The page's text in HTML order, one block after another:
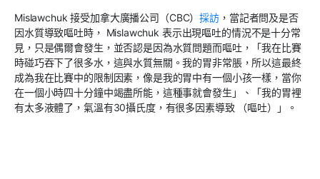
Mislawchuk接受加拿大廣播公司（CBC）採訪，當記者問及是否
因水質導致嘔吐時， Mislawchuk 表示出現嘔吐的情況不是十分常
見，只是偶爾會發生，並否認是因為水質問題而嘔吐，「我在比賽
時碰巧吞下了很多水，這與水質無關。我的胃非常脹，所以這最終
成為我在比賽中的限制因素，像是我的胃中有一個小孩一樣，當你
在一個小時四十分鐘中竭盡所能，這種事就會發生」、「我的胃裡
有太多液體了，氣溫有30攝氏度，有很多因素導致 （嘔吐）」。